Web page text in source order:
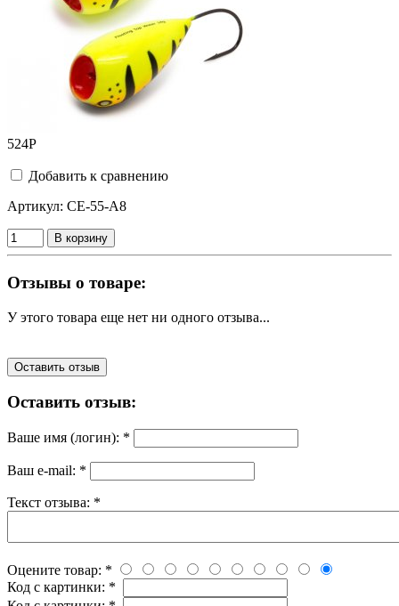
524Р
Добавить к сравнению
Артикул: CE-55-A8
В корзину
Отзывы о товаре:
У этого товара еще нет ни одного отзыва...
Оставить отзыв
Оставить отзыв:
Ваше имя (логин): *
Ваш e-mail: *
Текст отзыва: *
Оцените товар: *
Код с картинки: *